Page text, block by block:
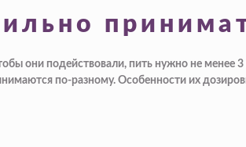
они подействовали, пить нужно не менее
по-разному. Особенности их